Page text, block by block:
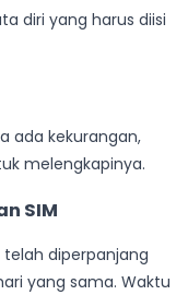
diri yang harus diisi
ada kekurangan,
melengkapinya.
SIM
telah diperpanjang
yang sama. Waktu